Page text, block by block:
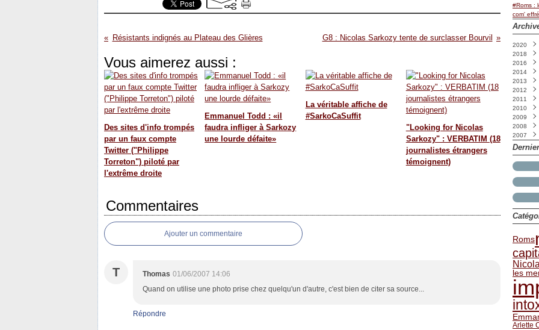
Résistants indignés au Plateau des Glières G8 : Nicolas Sarkozy tente de surclasser Bourvil
Vous aimerez aussi :
Des sites d'info trompés
par un faux compte
Twitter ("Philippe
Torreton") piloté par
l'extrême droite
Emmanuel Todd : «il
faudra infliger à Sarkozy
une lourde défaite»
La véritable affiche de
#SarkoCaSuffit
"Looking for Nicolas
Sarkozy" : VERBATIM (18
journalistes étrangers
témoignent)
Commentaires
Ajouter un commentaire
T Thomas 01/06/2007 14:06
Quand on utilise une photo prise chez quelqu'un d'autre, c'est bien de citer sa source...
Répondre
#Roms :
com'
2020
2018
2016
Juin
2014
2013
Août
2012
Avril
Mars
2011
Août
2010
Août
Juillet
Avril
Mars
2009
Mai
Mars
2008
Juillet
Juin
Avril
2007
Juin
Mai
Roms
les
Arlette